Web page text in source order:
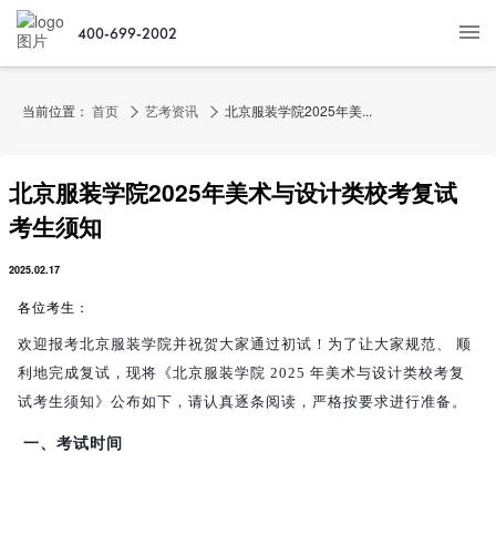
400-699-2002
当前位置： 首页 艺考资讯 北京服装学院2025年美...
北京服装学院2025年美术与设计类校考复试
考生须知
2025.02.17
各位考生：
欢迎报考北京服装学院并祝贺大家通过初试！为了让大家规范、 顺
利地完成复试，现将《北京服装学院 2025 年美术与设计类校考复
试考生须知》公布如下，请认真逐条阅读，严格按要求进行准备。
一、考试时间